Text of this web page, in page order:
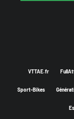
VTTAE.fr
Sport-Bikes